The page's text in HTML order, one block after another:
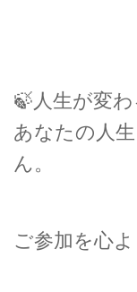
🍃人生が変
あなたの人
ん。
ご参加を心